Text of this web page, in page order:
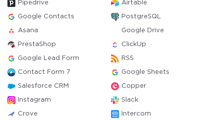
Pipedrive Airtable
Google Contacts PostgreSQL
Asana Google Drive
PrestaShop ClickUp
Google Lead Form RSS
Contact Form 7 Google Sheets
Salesforce CRM Copper
Instagram Slack
Crove Intercom